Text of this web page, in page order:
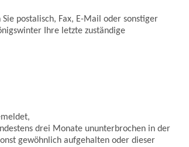
postalisch, Fax, E-Mail oder sonstiger
Ihre letzte zuständige
drei Monate ununterbrochen in der
gewöhnlich aufgehalten oder dieser